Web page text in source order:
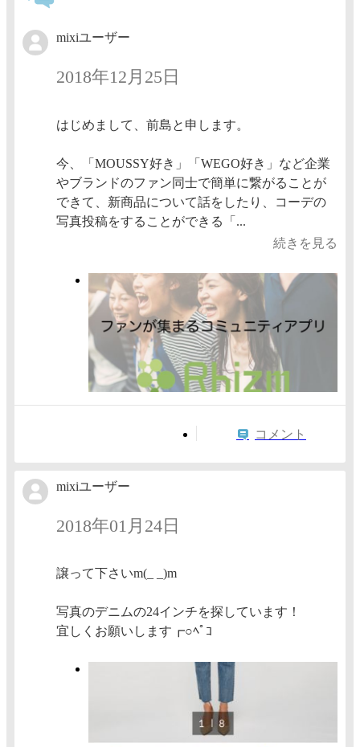
mixiユーザー
2018年12月25日
はじめまして、前島と申します。
今、「MOUSSY好き」「WEGO好き」など企業
やブランドのファン同士で簡単に繋がることが
できて、新商品について話をしたり、コーデの
写真投稿をすることができる「...
続きを見る
コメント
mixiユーザー
2018年01月24日
譲って下さいm(_ _)m
写真のデニムの24インチを探しています！
宜しくお願いします┏○ﾍﾟｺ